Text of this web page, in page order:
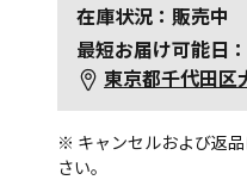
在庫状況：販売中
最短お届け可能日
東京都千代田区
※ キャンセルおよび返
さい。